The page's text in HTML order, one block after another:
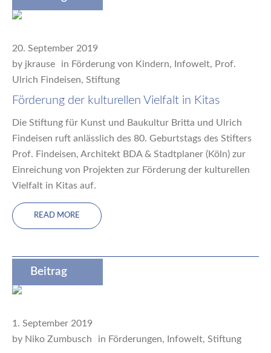
20. September 2019
by jkrause in Förderung von Kindern, Infowelt, Prof.
Ulrich Findeisen, Stiftung
Förderung der kulturellen Vielfalt in Kitas
Die Stiftung für Kunst und Baukultur Britta und Ulrich
Findeisen ruft anlässlich des 80. Geburtstags des Stifters
Prof. Findeisen, Architekt BDA & Stadtplaner (Köln) zur
Einreichung von Projekten zur Förderung der kulturellen
Vielfalt in Kitas auf.
READ MORE
Beitrag
1. September 2019
by Niko Zumbusch in Förderungen, Infowelt, Stiftung